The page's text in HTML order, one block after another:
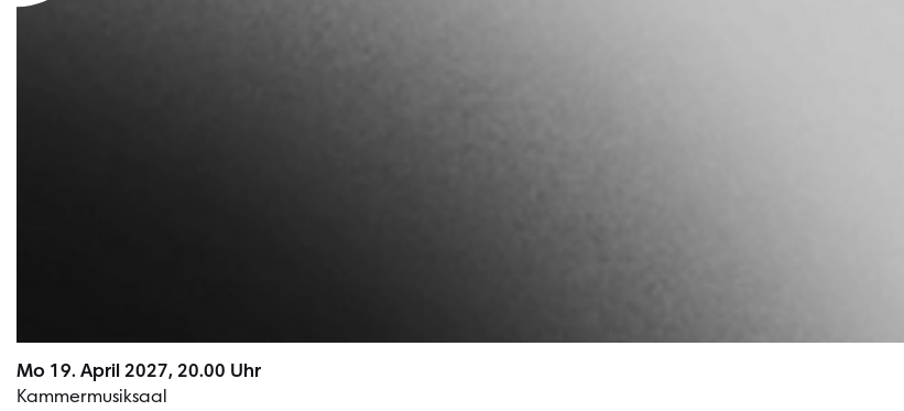
Mo 19. April 2027, 20.00 Uhr
Kammermusiksaal